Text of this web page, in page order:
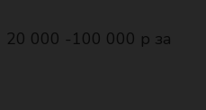
20 000 -100 000 р за